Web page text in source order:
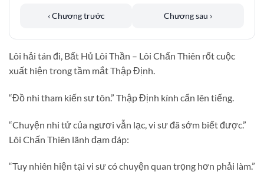
‹ Chương trước Chương sau ›
Lôi hải tán đi, Bất Hủ Lôi Thần – Lôi Chấn Thiên rốt cuộc
xuất hiện trong tầm mắt Thập Định.
“Đồ nhi tham kiến sư tôn.” Thập Định kính cẩn lên tiếng.
“Chuyện nhi tử của ngươi vẫn lạc, vi sư đã sớm biết được.”
Lôi Chấn Thiên lãnh đạm đáp:
“Tuy nhiên hiện tại vi sư có chuyện quan trọng hơn phải làm.”